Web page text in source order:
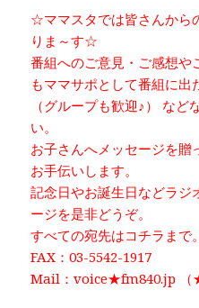
☆ママスタでは皆さんから
りま～す☆
番組へのご意見・ご感想や
もママサポとして番組に出
（グループも歓迎♪） など
い。
お子さんへメッセージを
お手伝いします。
記念日やお誕生日などラジ
ージを是非どうぞ。
すべての宛先はコチラまで。
FAX：03-5542-1917
Mail：voice★fm840.jp （★